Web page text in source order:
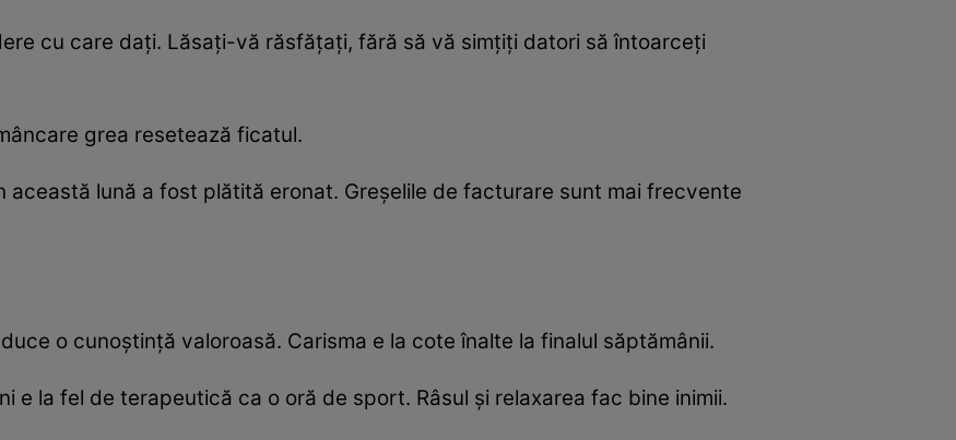
cu care dați. Lăsați-vă răsfățați, fără să vă simțiți datori să întoarceți
grea resetează ficatul.
această lună a fost plătită eronat. Greșelile de facturare sunt mai frecvente
o cunoștință valoroasă. Carisma e la cote înalte la finalul săptămânii.
e la fel de terapeutică ca o oră de sport. Râsul și relaxarea fac bine inimii.